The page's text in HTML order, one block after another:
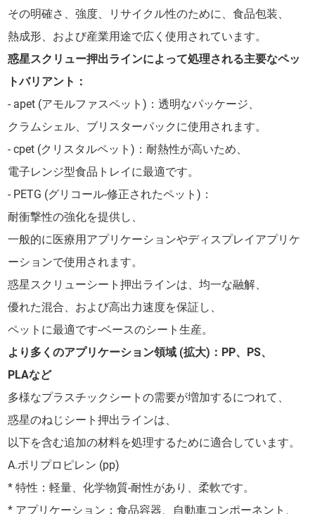
その明確さ、強度、リサイクル性のために、食品包装、
熱成形、および産業用途で広く使用されています。
惑星スクリュー押出ラインによって処理される主要なペッ
トバリアント：
- apet (アモルファスペット)：透明なパッケージ、
クラムシェル、ブリスターパックに使用されます。
- cpet (クリスタルペット)：耐熱性が高いため、
電子レンジ型食品トレイに最適です。
- PETG (グリコール-修正されたペット)：
耐衝撃性の強化を提供し、
一般的に医療用アプリケーションやディスプレイアプリケ
ーションで使用されます。
惑星スクリューシート押出ラインは、均一な融解、
優れた混合、および高出力速度を保証し、
ペットに最適です-ベースのシート生産。
より多くのアプリケーション領域 (拡大)：PP、PS、
PLAなど
多様なプラスチックシートの需要が増加するにつれて、
惑星のねじシート押出ラインは、
以下を含む追加の材料を処理するために適合しています。
A.ポリプロピレン (pp)
* 特性：軽量、化学物質-耐性があり、柔軟です。
* アプリケーション：食品容器、自動車コンポーネント、